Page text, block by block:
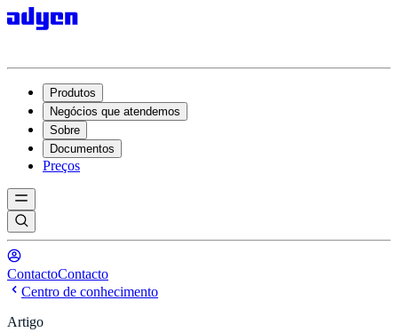
Produtos
Negócios que atendemos
Sobre
Documentos
Preços
ContactoContacto
Centro de conhecimento
Artigo